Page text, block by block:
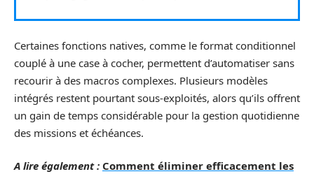
Certaines fonctions natives, comme le format conditionnel
couplé à une case à cocher, permettent d’automatiser sans
recourir à des macros complexes. Plusieurs modèles
intégrés restent pourtant sous-exploités, alors qu’ils offrent
un gain de temps considérable pour la gestion quotidienne
des missions et échéances.
A lire également : Comment éliminer efficacement les